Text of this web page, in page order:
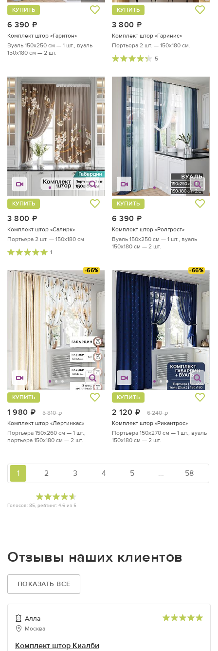
6 390
КУПИТЬ
Комплект штор «Гаритон»
Вуаль 150х250 см — 1 шт., вуаль
150х180 см — 2 шт.
3 800
КУПИТЬ
Комплект штор «Гаринис»
Портьера 2 шт. — 150х180 см.
5
3 800
КУПИТЬ
Комплект штор «Салирк»
Портьера 2 шт. — 150х180 см
1
6 390
КУПИТЬ
Комплект штор «Ролгрост»
Вуаль 150х250 см — 1 шт., вуаль
150х180 см — 2 шт.
-66%
1 980 руб.
5 810 руб.
КУПИТЬ
Комплект штор «Лертинкас»
Портьера 150х260 см — 1 шт.,
портьера 150х180 см — 2 шт.
-66%
2 120 руб.
6 240 руб.
КУПИТЬ
Комплект штор «Рикантрос»
Портьера 150х270 см — 1 шт., вуаль
150х180 см — 2 шт.
Голосов: 85, рейтинг: 4.6 из 5
1 2 3 4 5 ... 58
Отзывы наших клиентов
ПОКАЗАТЬ ВСЕ
Алла
Москва
Комплект штор Киалби